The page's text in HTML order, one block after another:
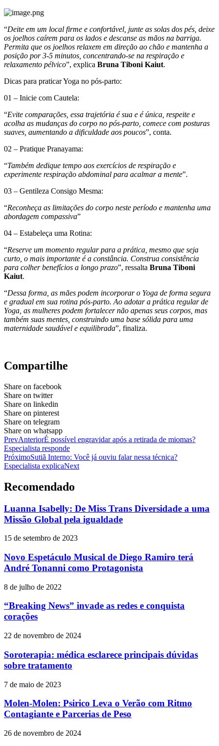
“Deite em um local firme e confortável, junte as solas dos pés, deixe
os joelhos caírem para os lados e descanse as mãos na barriga.
Permita que os joelhos relaxem em direção ao chão e mantenha a
posição por 3-5 minutos, concentrando-se na respiração e
relaxamento pélvico”, explica Bruna Tiboni Kaiut.
Dicas para praticar Yoga no pós-parto:
01 – Inicie com Cautela:
“Evite comparações, essa trajetória é sua e é única, respeite e
acolha as mudanças do corpo no pós-parto, comece com posturas
suaves, aumentando a dificuldade aos poucos”, conta.
02 – Pratique Pranayama:
“Também dedique tempo aos exercícios de respiração e
experimente respiração abdominal para acalmar a mente”.
03 – Gentileza Consigo Mesma:
“Reconheça as limitações do corpo neste período e mantenha uma
abordagem compassiva”
04 – Estabeleça uma Rotina:
“Reserve um momento regular para a prática, mesmo que seja
curto, o mais importante é a constância. Construa consistência
para colher benefícios a longo prazo”, ressalta Bruna Tiboni
Kaiut.
“Dessa forma, as mães podem incorporar o Yoga de forma segura
e gradual em sua rotina pós-parto. Ao adotar a prática regular de
Yoga, as mulheres podem fortalecer não apenas seus corpos, mas
também suas mentes, construindo uma base sólida para uma
maternidade saudável e equilibrada”, finaliza.
Compartilhe
Share on facebook
Share on twitter
Share on linkedin
Share on pinterest
Share on telegram
Share on whatsapp
PrevAnteriorÉ possível engravidar após a retirada de miomas?
Especialista responde
PróximoSutiã Interno: Você já ouviu falar nessa técnica?
Especialista explicaNext
Recomendado
Luanna Isabelly: De Miss Trans Diversidade a uma
Missão Global pela igualdade
15 de setembro de 2023
Novo Espetáculo Musical de Diego Ramiro terá
André Tonanni como Protagonista
8 de julho de 2022
“Breaking News” invade as redes e conquista
corações
22 de novembro de 2024
Soroterapia: médica esclarece principais dúvidas
sobre tratamento
7 de maio de 2023
Molen-Molen: Psirico Leva o Verão com Ritmo
Contagiante e Parcerias de Peso
26 de novembro de 2024